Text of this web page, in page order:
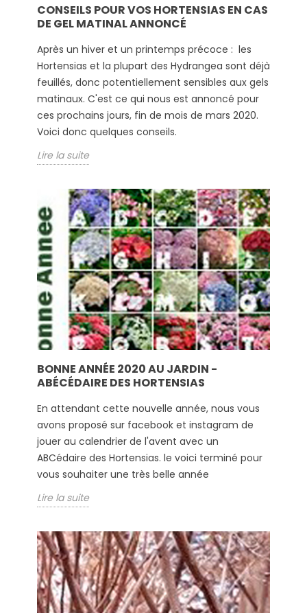
CONSEILS POUR VOS HORTENSIAS EN CAS
DE GEL MATINAL ANNONCÉ
Après un hiver et un printemps précoce : les
Hortensias et la plupart des Hydrangea sont déjà
feuillés, donc potentiellement sensibles aux gels
matinaux. C'est ce qui nous est annoncé pour
ces prochains jours, fin de mois de mars 2020.
Voici donc quelques conseils.
Lire la suite
BONNE ANNÉE 2020 AU JARDIN -
ABÉCÉDAIRE DES HORTENSIAS
En attendant cette nouvelle année, nous vous
avons proposé sur facebook et instagram de
jouer au calendrier de l'avent avec un
ABCédaire des Hortensias. le voici terminé pour
vous souhaiter une très belle année
Lire la suite